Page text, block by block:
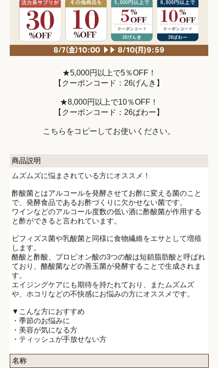
★5,000円以上で5％OFF！
【クーポンコード：26げんき】
★8,000円以上で10％OFF！
【クーポンコード：26ぱわー】
こちらをコピーしてお使いください。
商品説明
ムズムズに悩まされている方にオススメ！
酢酸菌とはアルコールを発酵させてお酢に変える菌のこと
で、発酵食品であるお酢づくりに欠かせない菌です。
ワインなどのアルコール度数の低い酒に酢酸菌が作用する
と酢ができると言われています。
ビフィズス菌や乳酸菌と同様に食物繊維をエサとして増殖
します。
酪酸と酢酸、プロピオン酸の3つの酸は短鎖脂肪酸と呼ばれ
ており、酪酸菌などの善玉菌が発酵することで生成されま
す。
エイジングケアにも期待を持たれており、またムズムズ
や、ホコリなどの不快感にお悩みの方にオススメです。
▼こんな方におすすめ
・季節のお悩みに
・美容が気になる方
・ティッシュが手放せない方
名称